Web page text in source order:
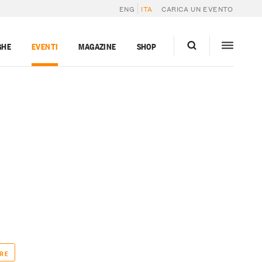
ENG ITA CARICA UN EVENTO
EVENTI MAGAZINE SHOP